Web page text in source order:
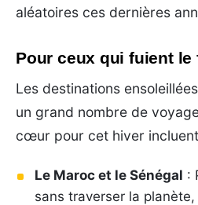
aléatoires ces dernières
Pour ceux qui fuient le
Les destinations
un grand nombre de
cœur pour cet hiver
Le Maroc et le Sénégal :
sans traverser la